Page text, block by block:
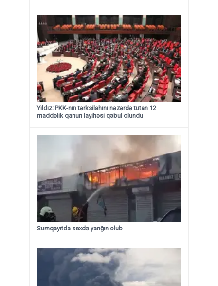
Yıldız: PKK-nın tərksilahını nəzərdə tutan 12
maddəlik qanun layihəsi qəbul olundu ​​​​​​​
Sumqayıtda sexdə yanğın olub